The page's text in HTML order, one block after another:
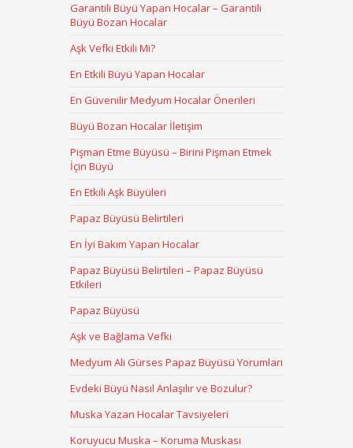
Garantili Büyü Yapan Hocalar – Garantili
Büyü Bozan Hocalar
Aşk Vefki Etkili Mi?
En Etkili Büyü Yapan Hocalar
En Güvenilir Medyum Hocalar Önerileri
Büyü Bozan Hocalar İletişim
Pişman Etme Büyüsü – Birini Pişman Etmek
İçin Büyü
En Etkili Aşk Büyüleri
Papaz Büyüsü Belirtileri
En İyi Bakım Yapan Hocalar
Papaz Büyüsü Belirtileri – Papaz Büyüsü
Etkileri
Papaz Büyüsü
Aşk ve Bağlama Vefki
Medyum Ali Gürses Papaz Büyüsü Yorumları
Evdeki Büyü Nasıl Anlaşılır ve Bozulur?
Muska Yazan Hocalar Tavsiyeleri
Koruyucu Muska – Koruma Muskası